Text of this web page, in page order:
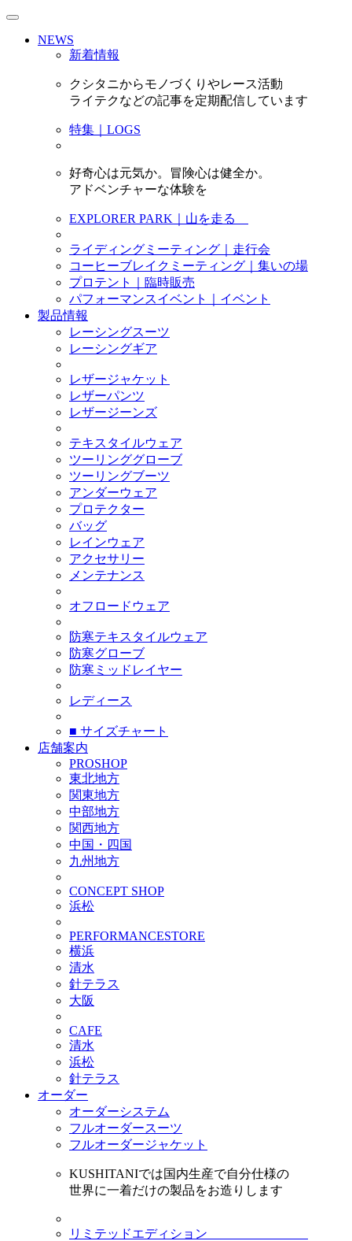
NEWS
新着情報
クシタニからモノづくりやレース活動
ライテクなどの記事を定期配信しています
特集｜LOGS
好奇心は元気か。冒険心は健全か。
アドベンチャーな体験を
EXPLORER PARK｜山を走る
ライディングミーティング｜走行会
コーヒーブレイクミーティング｜集いの場
プロテント｜臨時販売
パフォーマンスイベント｜イベント
製品情報
レーシングスーツ
レーシングギア
レザージャケット
レザーパンツ
レザージーンズ
テキスタイルウェア
ツーリンググローブ
ツーリングブーツ
アンダーウェア
プロテクター
バッグ
レインウェア
アクセサリー
メンテナンス
オフロードウェア
防寒テキスタイルウェア
防寒グローブ
防寒ミッドレイヤー
レディース
■ サイズチャート
店舗案内
PROSHOP
東北地方
関東地方
中部地方
関西地方
中国・四国
九州地方
CONCEPT SHOP
浜松
PERFORMANCESTORE
横浜
清水
針テラス
大阪
CAFE
清水
浜松
針テラス
オーダー
オーダーシステム
フルオーダースーツ
フルオーダージャケット
KUSHITANIでは国内生産で自分仕様の
世界に一着だけの製品をお造りします
リミテッドエディション